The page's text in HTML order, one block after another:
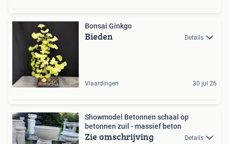
Bonsai Ginkgo
Bieden Details
Vlaardingen 30 jul 26
Showmodel Betonnen schaal op
betonnen zuil - massief beton
Zie omschrijving Details